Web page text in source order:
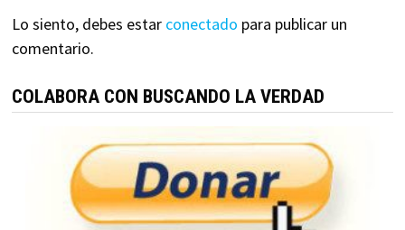
Lo siento, debes estar conectado para publicar un
comentario.
COLABORA CON BUSCANDO LA VERDAD